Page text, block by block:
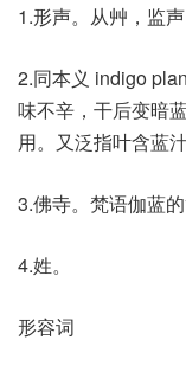
1.形声。从艸，监声
2.同本义 indigo
味不辛，干后变暗
用。又泛指叶含蓝
3.佛寺。梵语伽蓝的
4.姓。
形容词